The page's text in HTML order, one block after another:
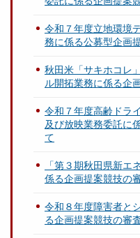
令和７年度立地環境
務に係る公募型企画
秋田米「サキホコレ
ル開拓業務に係る企
令和７年度高齢ドラ
及び放映業務委託に
て
「第３期秋田県新エ
係る企画提案競技の
令和８年度障害者と
る企画提案競技の審